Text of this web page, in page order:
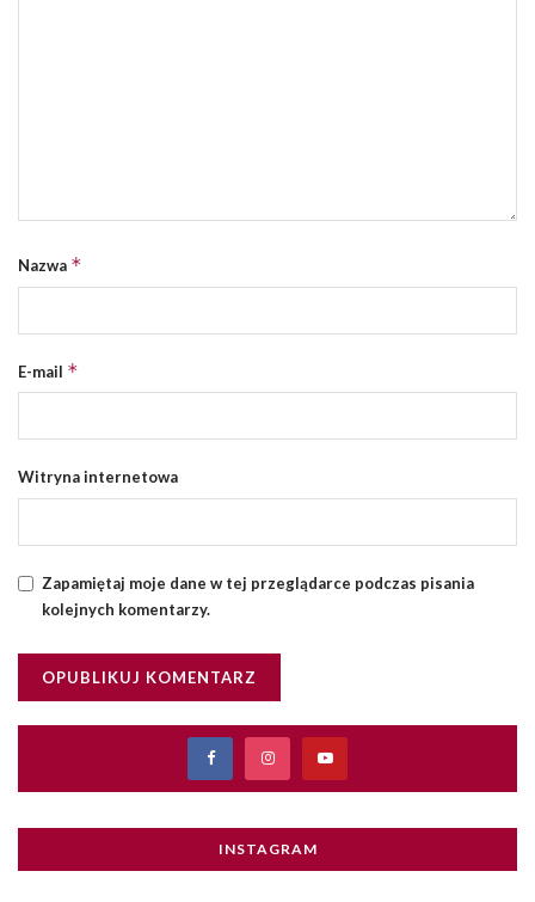
Nazwa *
E-mail *
Witryna internetowa
Zapamiętaj moje dane w tej przeglądarce podczas pisania
kolejnych komentarzy.
INSTAGRAM